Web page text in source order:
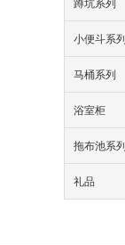
蹲坑系列
小便斗系列
马桶系列
浴室柜
拖布池系列
礼品